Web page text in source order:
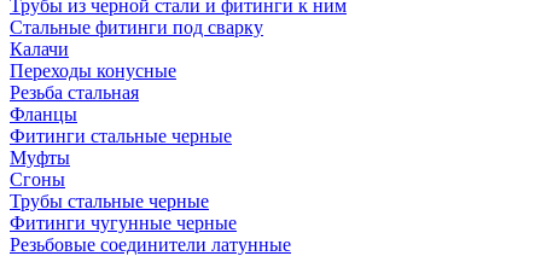
Трубы из черной стали и фитинги к ним
Стальные фитинги под сварку
Калачи
Переходы конусные
Резьба стальная
Фланцы
Фитинги стальные черные
Муфты
Сгоны
Трубы стальные черные
Фитинги чугунные черные
Резьбовые соединители латунные